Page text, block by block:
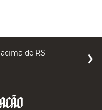
acima de R$